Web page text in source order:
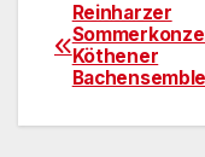
Reinharzer
Köthener
Bachensemble